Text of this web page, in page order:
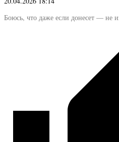
Боюсь, что даже если донесет — не